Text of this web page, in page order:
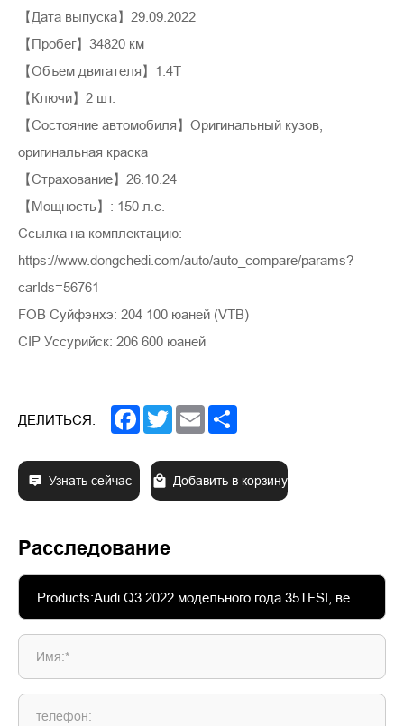
【Дата выпуска】29.09.2022
【Пробег】34820 км
【Объем двигателя】1.4T
【Ключи】2 шт.
【Состояние автомобиля】Оригинальный кузов,
оригинальная краска
【Страхование】26.10.24
【Мощность】: 150 л.с.
Ссылка на комплектацию:
https://www.dongchedi.com/auto/auto_compare/params?
carIds=56761
FOB Суйфэнхэ: 204 100 юаней (VTB)
CIP Уссурийск: 206 600 юаней
ДЕЛИТЬСЯ: Facebook
TwitterEmail
Узнать сейчас Добавить в корзину
Расследование
Имя:*
телефон: